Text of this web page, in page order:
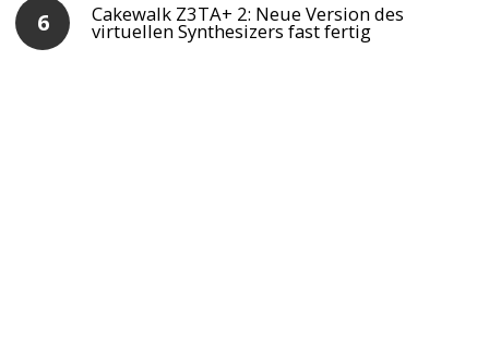
Cakewalk Z3TA+ 2: Neue Version des
virtuellen Synthesizers fast fertig